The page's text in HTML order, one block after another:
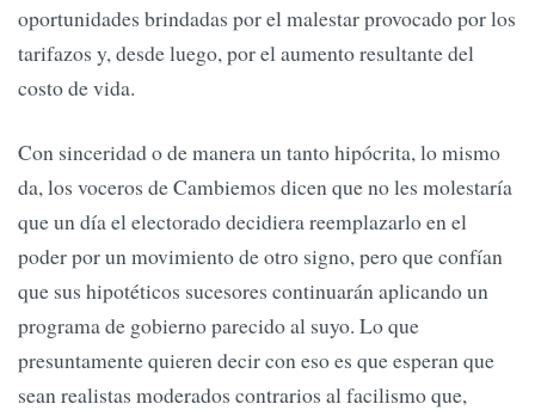
oportunidades brindadas por el malestar provocado por los
tarifazos y, desde luego, por el aumento resultante del
costo de vida.
Con sinceridad o de manera un tanto hipócrita, lo mismo
da, los voceros de Cambiemos dicen que no les molestaría
que un día el electorado decidiera reemplazarlo en el
poder por un movimiento de otro signo, pero que confían
que sus hipotéticos sucesores continuarán aplicando un
programa de gobierno parecido al suyo. Lo que
presuntamente quieren decir con eso es que esperan que
sean realistas moderados contrarios al facilismo que,